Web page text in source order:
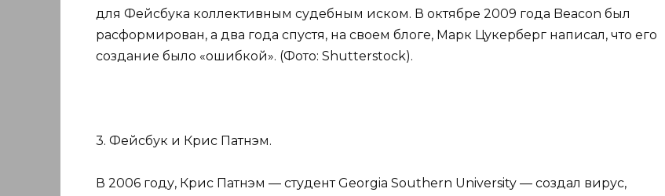
для Фейсбука коллективным судебным иском. В октябре 2009 года Beacon был
расформирован, а два года спустя, на своем блоге, Марк Цукерберг написал, что его
создание было «ошибкой». (Фото: Shutterstock).
3. Фейсбук и Крис Патнэм.
В 2006 году, Крис Патнэм — студент Georgia Southern University — создал вирус,